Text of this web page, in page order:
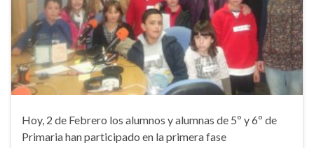
Hoy, 2 de Febrero los alumnos y alumnas de 5º y 6º de
Primaria han participado en la primera fase